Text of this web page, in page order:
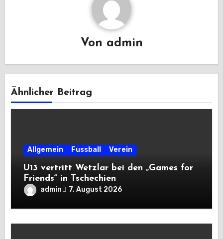
Von admin
Ähnlicher Beitrag
Allgemein Fussball Verein
U13 vertritt Wetzlar bei den „Games for
Friends“ in Tschechien
admin 7. August 2026